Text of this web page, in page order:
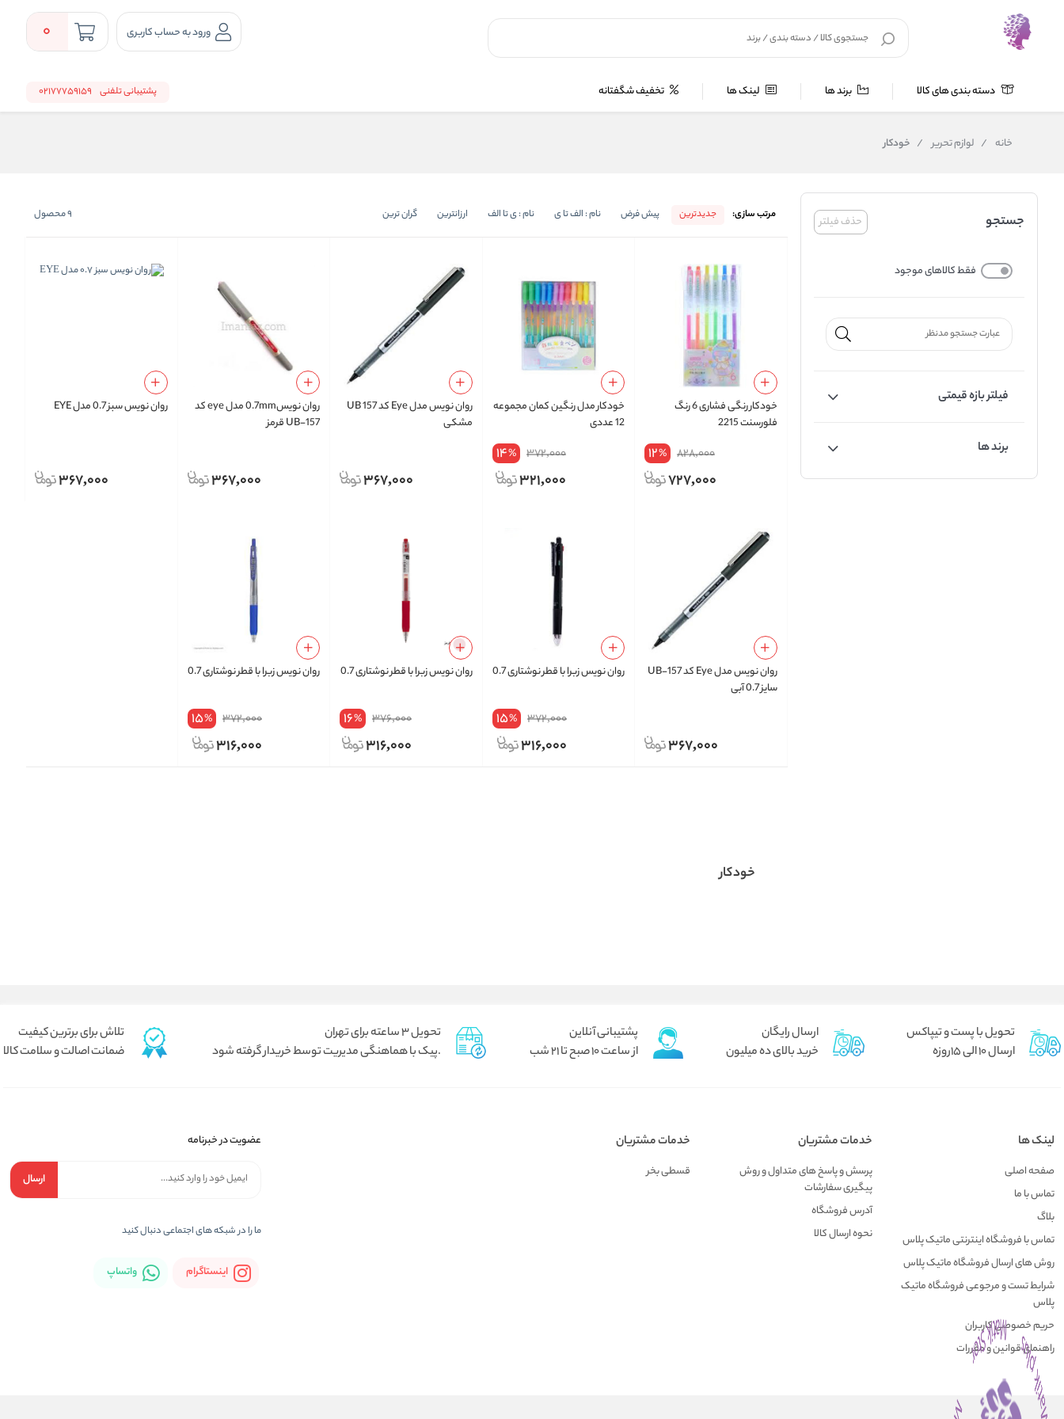
ورود به حساب کاربری 0
دسته بندی های کالا برند ها لینک ها تخفیف شگفتانه پشتیبانی تلفنی 02177759159
خانه / لوازم تحریر / خودکار
حذف فیلتر جستجو
فقط کالاهای موجود
فیلتر بازه قیمتی
برند ها
مرتب سازی: جدیدترین پیش فرض نام : الف تا ی نام : ی تا الف ارزانترین گران ترین 9محصول
خودکار رنگی فشاری 6 رنگ
فلورسنت 2215
828,000
12%
727,000
خودکار مدل رنگین کمان مجموعه
12 عددی
372,000
14%
321,000
روان نویس مدل Eye کد UB 157
مشکی
367,000
روان نویس0.7mm مدل eye کد
UB-157 قرمز
367,000
روان نویس سبز 0.7 مدل EYE
367,000
روان نویس مدل Eye کد UB-157
سایز 0.7 آبی
367,000
روان نویس زبرا با قطر نوشتاری 0.7
372,000
15%
316,000
روان نویس زبرا با قطر نوشتاری 0.7
376,000
16%
316,000
روان نویس زبرا با قطر نوشتاری 0.7
372,000
15%
316,000
خودکار
تحویل با پست و تیپاکس
ارسال 10 الی 15روزه
ارسال رایگان
خرید بالای ده میلیون
پشتیبانی آنلاین
از ساعت 10 صبح تا 21 شب
تحویل 3 ساعته برای تهران
.پیک با هماهنگی مدیریت توسط خریدار گرفته شود
تلاش برای برترین کیفیت
ضمانت اصالت و سلامت کالا
لینک ها
صفحه اصلی
تماس با ما
بلاگ
تماس با فروشگاه اینترنتی ماتیک پلاس
روش های ارسال فروشگاه ماتیک پلاس
شرایط تست و مرجوعی فروشگاه ماتیک
پلاس
حریم خصوصی کاربران
راهنمای قوانین و مقررات
خدمات مشتریان
پرسش و پاسخ های متداول و روش
پیگیری سفارشات
آدرس فروشگاه
نحوه ارسال کالا
خدمات مشتریان
قسطی بخر
عضویت در خبرنامه
ارسال
ما را در شبكه های اجتماعی دنبال کنید
اینستاگرام واتساپ